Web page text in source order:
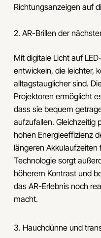
Richtungsanzeigen auf
2. AR-Brillen der
Mit digitale Licht auf
entwickeln, die leichter,
alltagstauglicher sind.
Projektoren ermöglicht
dass sie bequem
aufzufallen. Gleichzeitig
hohen Energieeffizienz
längeren
Technologie sorgt
höherem Kontrast und
das AR-Erlebnis noch
macht.
3. Hauchdünne und